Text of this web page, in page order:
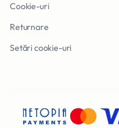
Cookie-uri
Returnare
Setări cookie-uri